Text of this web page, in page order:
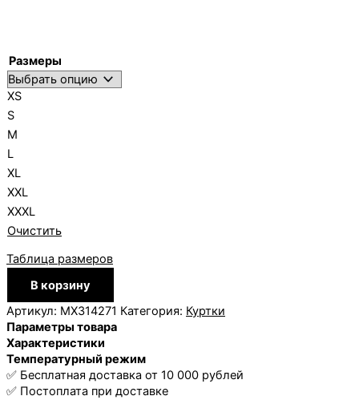
Размеры
XS
S
M
L
XL
XXL
XXXL
Очистить
Таблица размеров
товара
Куртка
Royal
муж.
В корзину
Артикул: MX314271 Категория: Куртки
Параметры товара
Характеристики
Температурный режим
✅ Бесплатная доставка от 10 000 рублей
✅ Постоплата при доставке